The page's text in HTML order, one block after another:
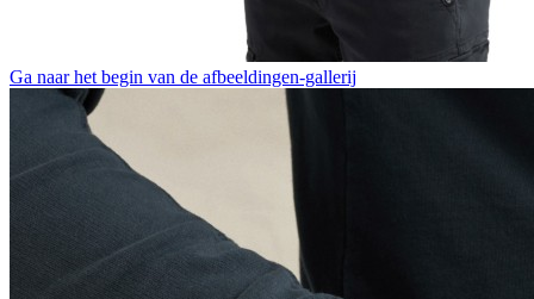
Ga naar het begin van de afbeeldingen-gallerij